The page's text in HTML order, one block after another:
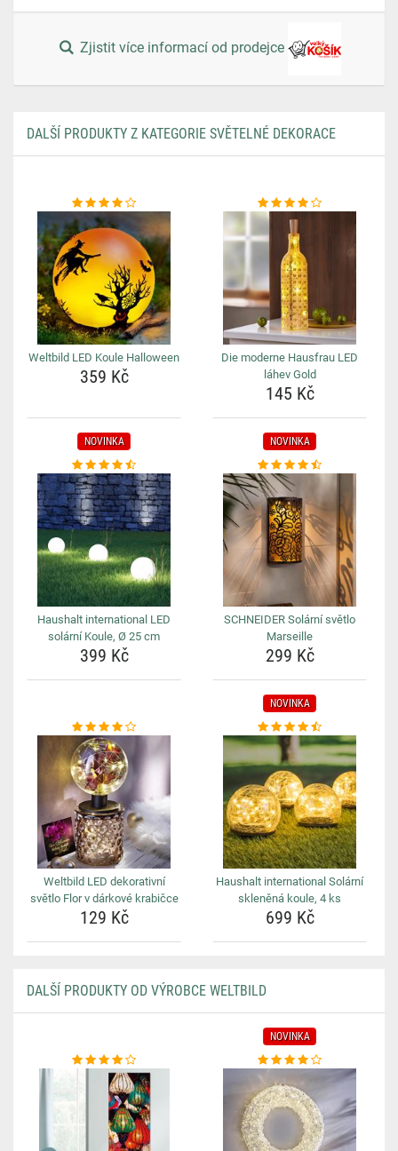
Zjistit více informací od prodejce
DALŠÍ PRODUKTY Z KATEGORIE SVĚTELNÉ DEKORACE
Weltbild LED Koule Halloween
359 Kč
Die moderne Hausfrau LED
láhev Gold
145 Kč
NOVINKA
Haushalt international LED
solární Koule, Ø 25 cm
399 Kč
NOVINKA
SCHNEIDER Solární světlo
Marseille
299 Kč
Weltbild LED dekorativní
světlo Flor v dárkové krabičce
129 Kč
NOVINKA
Haushalt international Solární
skleněná koule, 4 ks
699 Kč
DALŠÍ PRODUKTY OD VÝROBCE WELTBILD
NOVINKA